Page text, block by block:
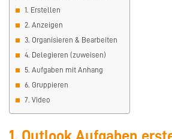
1. Erstellen
2. Anzeigen
3. Organisieren & Bearbeiten
4. Delegieren (zuweisen)
5. Aufgaben mit Anhang
6. Gruppieren
7. Video